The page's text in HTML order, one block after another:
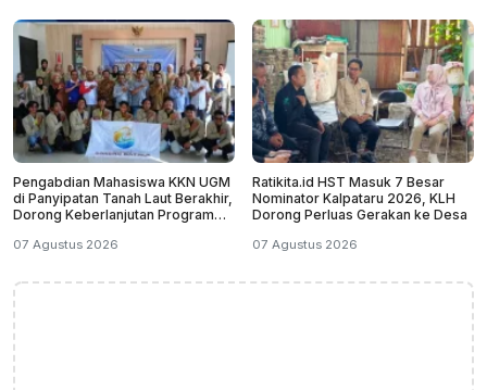
Pengabdian Mahasiswa KKN UGM
di Panyipatan Tanah Laut Berakhir,
Dorong Keberlanjutan Program
07 Agustus 2026
Ratikita.id HST Masuk 7 Besar
Nominator Kalpataru 2026, KLH
Dorong Perluas Gerakan ke Desa
07 Agustus 2026